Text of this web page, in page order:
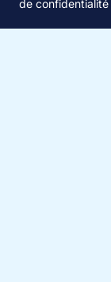
de confidentialité